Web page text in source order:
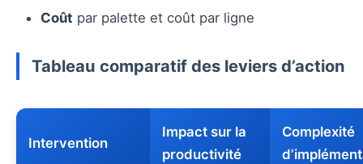
Coût par palette et coût par ligne
Tableau comparatif des leviers d’action
Intervention
Impact sur la
productivité
Complexité